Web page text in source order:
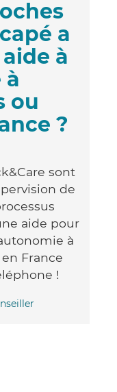
a
à
à
ou
?
sont
de
aide pour
à
France
!